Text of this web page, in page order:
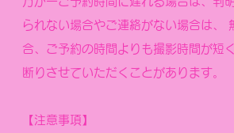
られない場合やご連絡がない場合は、
合、ご予約の時間よりも撮影時間が短
断りさせていただくことがあります。
【注意事項】